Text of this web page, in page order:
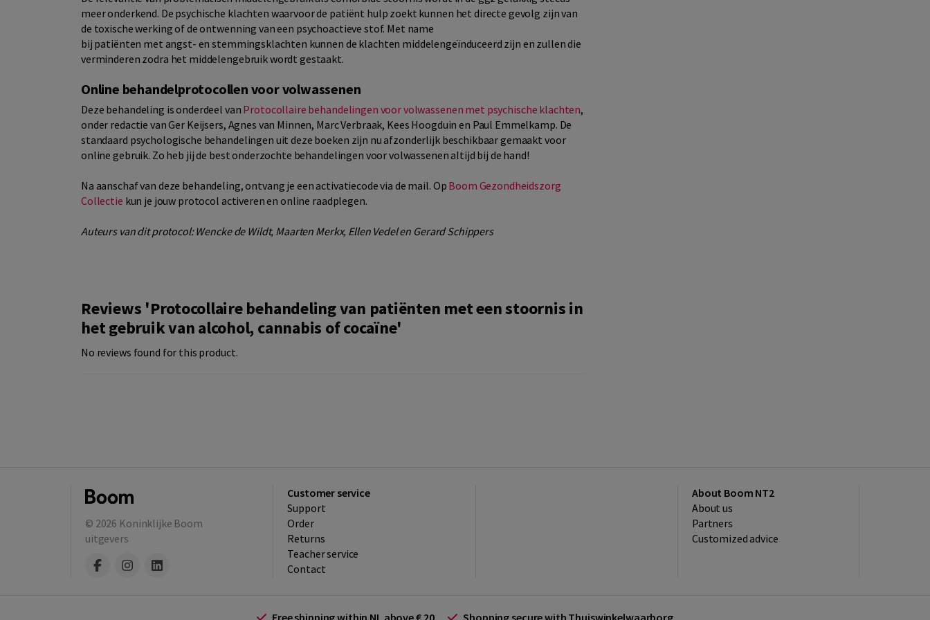
meer onderkend. De psychische klachten waarvoor de patiënt hulp zoekt kunnen het directe gevolg zijn van
de toxische werking of de ontwenning van een psychoactieve stof. Met name
bij patiënten met angst- en stemmingsklachten kunnen de klachten middelengeïnduceerd zijn en zullen die
verminderen zodra het middelengebruik wordt gestaakt.
Online behandelprotocollen voor volwassenen
Deze behandeling is onderdeel van Protocollaire behandelingen voor volwassenen met psychische klachten,
onder redactie van Ger Keijsers, Agnes van Minnen, Marc Verbraak, Kees Hoogduin en Paul Emmelkamp. De
standaard psychologische behandelingen uit deze boeken zijn nu afzonderlijk beschikbaar gemaakt voor
online gebruik. Zo heb jij de best onderzochte behandelingen voor volwassenen altijd bij de hand!
Na aanschaf van deze behandeling, ontvang je een activatiecode via de mail. Op Boom Gezondheidszorg
Collectie kun je jouw protocol activeren en online raadplegen.
Auteurs van dit protocol: Wencke de Wildt, Maarten Merkx, Ellen Vedel en Gerard Schippers
Reviews 'Protocollaire behandeling van patiënten met een stoornis in
het gebruik van alcohol, cannabis of cocaïne'
No reviews found for this product.
© 2026 Koninklijke Boom
uitgevers
Customer service
Support
Order
Returns
Teacher service
Contact
About Boom NT2
About us
Partners
Customized advice
Free shipping within NL above € 20 Shopping secure with Thuiswinkelwaarborg